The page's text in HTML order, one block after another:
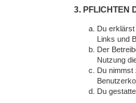
3. PFLICHTEN
Du
Links und
Der
Nutzung
Du nimmst
Du